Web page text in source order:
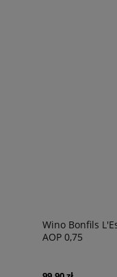
Wino Bonfils
AOP 0,75